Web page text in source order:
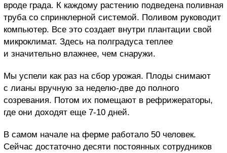
вроде града. К каждому растению подведена поливная
труба со спринклерной системой. Поливом руководит
компьютер. Все это создает внутри плантации свой
микроклимат. Здесь на полградуса теплее
и значительно влажнее, чем снаружи.
Мы успели как раз на сбор урожая. Плоды снимают
с лианы вручную за неделю-две до полного
созревания. Потом их помещают в рефрижераторы,
где они доходят еще 7-10 дней.
В самом начале на ферме работало 50 человек.
Сейчас достаточно десяти постоянных сотрудников